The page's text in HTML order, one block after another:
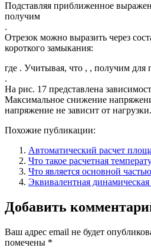
Подставляя приближенное
получим
.
Отрезок можно выразить через
короткого замыкания:
где . Учитывая, что , , получим для
.
На рис. 17 представлена
Максимальное снижение
напряжение не зависит от нагрузки.
Похожие публикации:
Автоматический расчет
Что такое расчетная
Что является основной
Эквивалентная
Добавить
Ваш адрес email не будет
помечены *